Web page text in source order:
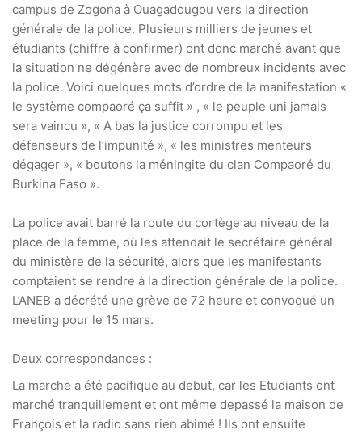
campus de Zogona à Ouagadougou vers la direction
générale de la police. Plusieurs milliers de jeunes et
étudiants (chiffre à confirmer) ont donc marché avant que
la situation ne dégénère avec de nombreux incidents avec
la police. Voici quelques mots d’ordre de la manifestation «
le système compaoré ça suffit » , « le peuple uni jamais
sera vaincu », « A bas la justice corrompu et les
défenseurs de l’impunité », « les ministres menteurs
dégager », « boutons la méningite du clan Compaoré du
Burkina Faso ».
La police avait barré la route du cortège au niveau de la
place de la femme, où les attendait le secrétaire général
du ministère de la sécurité, alors que les manifestants
comptaient se rendre à la direction générale de la police.
L’ANEB a décrété une grève de 72 heure et convoqué un
meeting pour le 15 mars.
Deux correspondances :
La marche a été pacifique au debut, car les Etudiants ont
marché tranquillement et ont même depassé la maison de
François et la radio sans rien abimé ! Ils ont ensuite